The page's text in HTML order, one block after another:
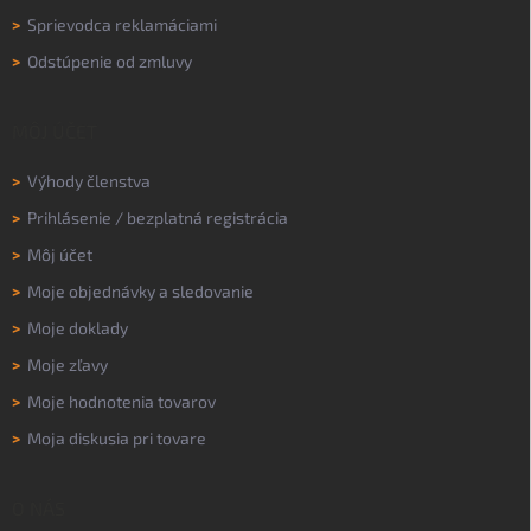
> Sprievodca reklamáciami
> Odstúpenie od zmluvy
> Výhody členstva
> Prihlásenie / bezplatná registrácia
> Môj účet
> Moje objednávky a sledovanie
> Moje doklady
> Moje zľavy
> Moje hodnotenia tovarov
> Moja diskusia pri tovare